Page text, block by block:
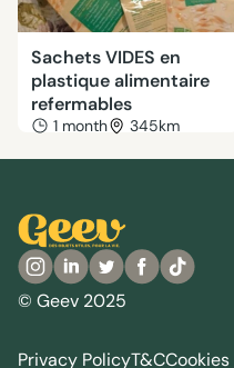
Sachets VIDES en
plastique alimentaire
refermables
1 month 345km
© Geev 2025
Privacy PolicyT&CCookies